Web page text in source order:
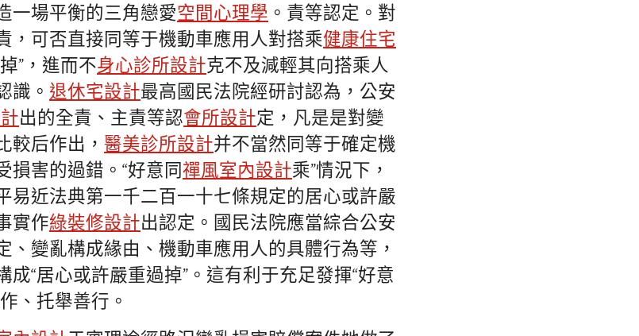
一場平衡的三角戀愛空間心理學 。責等認定。對
，可否直接同等于機動車應用人對搭乘健康住宅
”，進而不身心診所設計克不及減輕其向搭乘人
識。 退休宅設計最高國民法院經研討認為，公安
出的全責、主責等認會所設計定，凡是是對變
較后作出， 醫美診所設計并不當然同等于確定機
損害的過錯。“好意同禪風室內設計乘”情況下，
易近法典第一千二百一十七條規定的居心或許嚴
實作綠裝修設計出認定。國民法院應當綜合公安
、變亂構成緣由、機動車應用人的具體行為等，
“居心或許嚴重過掉”。這有利于充足發揮“好意
、托舉善行。